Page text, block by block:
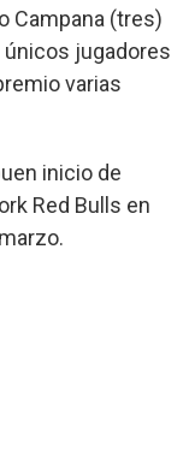
Campana (tres)
jugadores
varias
inicio de
Red Bulls en